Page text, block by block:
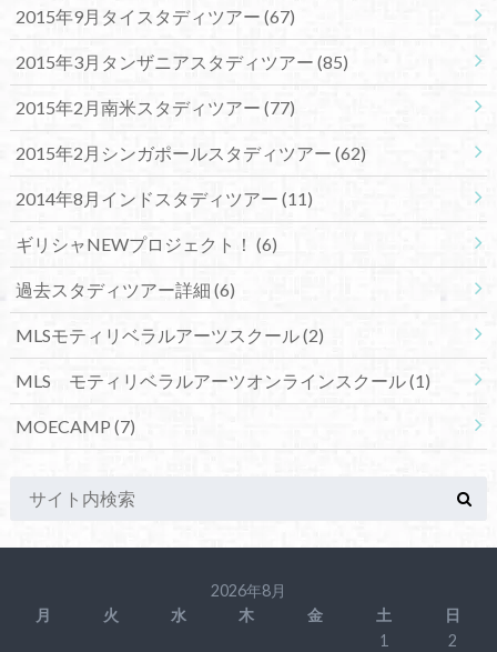
2015年9月タイスタディツアー (67)
2015年3月タンザニアスタディツアー (85)
2015年2月南米スタディツアー (77)
2015年2月シンガポールスタディツアー (62)
2014年8月インドスタディツアー (11)
ギリシャNEWプロジェクト！ (6)
過去スタディツアー詳細 (6)
MLSモティリベラルアーツスクール(2)
MLS モティリベラルアーツオンラインスクール(1)
MOECAMP (7)
2026年8月
月
火 水 木 金 土
日
1
2